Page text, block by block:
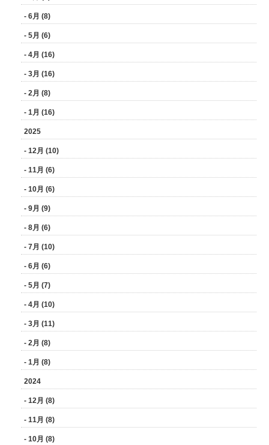
- 6月 (8)
- 5月 (6)
- 4月 (16)
- 3月 (16)
- 2月 (8)
- 1月 (16)
2025
- 12月 (10)
- 11月 (6)
- 10月 (6)
- 9月 (9)
- 8月 (6)
- 7月 (10)
- 6月 (6)
- 5月 (7)
- 4月 (10)
- 3月 (11)
- 2月 (8)
- 1月 (8)
2024
- 12月 (8)
- 11月 (8)
- 10月 (8)